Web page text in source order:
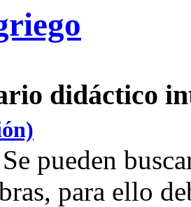
didáctico
pueden
para ello